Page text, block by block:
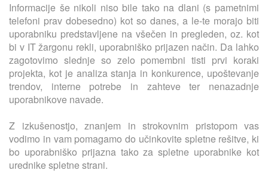
Informacije še nikoli niso bile tako na dlani (s pametnimi
telefoni prav dobesedno) kot so danes, a le-te morajo biti
uporabniku predstavljene na všečen in pregleden, oz. kot
bi v IT žargonu rekli, uporabniško prijazen način. Da lahko
zagotovimo slednje so zelo pomembni tisti prvi koraki
projekta, kot je analiza stanja in konkurence, upoštevanje
trendov, interne potrebe in zahteve ter nenazadnje
uporabnikove navade.
Z izkušenostjo, znanjem in strokovnim pristopom vas
vodimo in vam pomagamo do učinkovite spletne rešitve, ki
bo uporabniško prijazna tako za spletne uporabnike kot
urednike spletne strani.